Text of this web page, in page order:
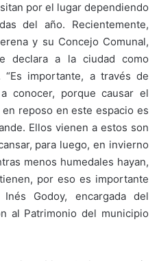
por el lugar dependiendo
del año. Recientemente,
y su Concejo Comunal,
declara a la ciudad como
“Es importante, a través de
conocer, porque causar el
reposo en este espacio es
Ellos vienen a estos son
para luego, en invierno
menos humedales hayan,
por eso es importante
Godoy, encargada del
al Patrimonio del municipio